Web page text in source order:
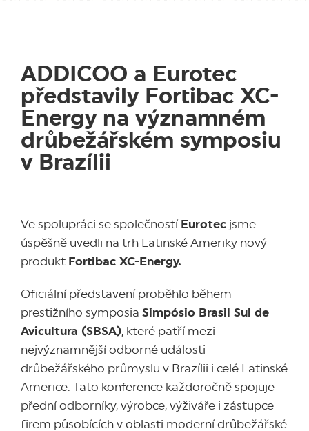
ADDICOO a Eurotec
představily Fortibac XC-
Energy na významném
drůbežářském symposiu
v Brazílii
Ve spolupráci se společností Eurotec jsme
úspěšně uvedli na trh Latinské Ameriky nový
produkt Fortibac XC-Energy.
Oficiální představení proběhlo během
prestižního symposia Simpósio Brasil Sul de
Avicultura (SBSA), které patří mezi
nejvýznamnější odborné události
drůbežářského průmyslu v Brazílii i celé Latinské
Americe. Tato konference každoročně spojuje
přední odborníky, výrobce, výživáře i zástupce
firem působících v oblasti moderní drůbežářské